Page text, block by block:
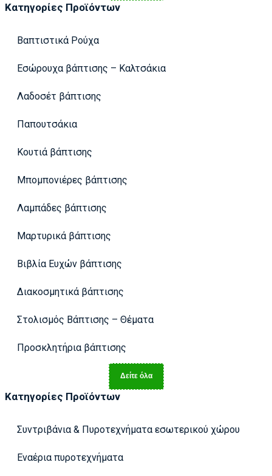
Κατηγορίες Προϊόντων
Βαπτιστικά Ρούχα
Εσώρουχα βάπτισης – Καλτσάκια
Λαδοσέτ βάπτισης
Παπουτσάκια
Κουτιά βάπτισης
Μπομπονιέρες βάπτισης
Λαμπάδες βάπτισης
Μαρτυρικά βάπτισης
Βιβλία Ευχών βάπτισης
Διακοσμητικά βάπτισης
Στολισμός Βάπτισης – Θέματα
Προσκλητήρια βάπτισης
Δείτε όλα
Κατηγορίες Προϊόντων
Συντριβάνια & Πυροτεχνήματα εσωτερικού χώρου
Εναέρια πυροτεχνήματα